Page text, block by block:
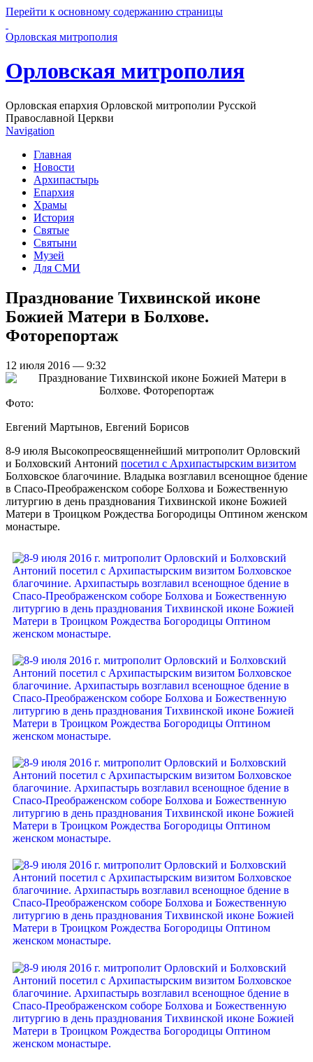
Перейти к основному содержанию страницы
Орловская митрополия
Орловская митрополия
Орловская епархия Орловской митрополии Русской
Православной Церкви
Navigation
Главная
Новости
Архипастырь
Епархия
Храмы
История
Святые
Святыни
Музей
Для СМИ
Празднование Тихвинской иконе
Божией Матери в Болхове.
Фоторепортаж
12 июля 2016 — 9:32
Фото:
Евгений Мартынов, Евгений Борисов
8-9 июля Высокопреосвященнейший митрополит Орловский
и Болховский Антоний посетил с Архипастырским визитом
Болховское благочиние. Владыка возглавил всенощное бдение
в Спасо-Преображенском соборе Болхова и Божественную
литургию в день празднования Тихвинской иконе Божией
Матери в Троицком Рождества Богородицы Оптином женском
монастыре.